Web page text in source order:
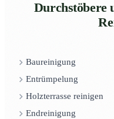
Durchstöbere
Baureinigung
Entrümpelung
Holzterrasse reinigen
Endreinigung